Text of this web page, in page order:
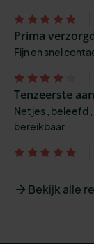
Prima
Fijn en snel
Tenzeerste
Netjes , beleefd
bereikbaar
Bekijk alle